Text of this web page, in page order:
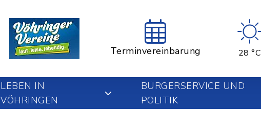
Terminvereinbarung 28 °C
LEBEN IN
VÖHRINGEN
BÜRGERSERVICE UND
POLITIK